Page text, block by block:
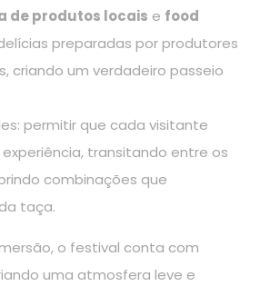
de produtos locais e food
preparadas por produtores
criando um verdadeiro passeio
permitir que cada visitante
transitando entre os
combinações que
taça.
o festival conta com
uma atmosfera leve e